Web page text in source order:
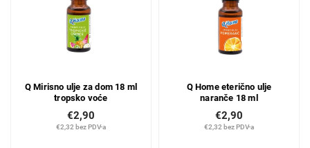
Q Mirisno ulje za dom 18 ml
tropsko voće
€2,32 bez PDV-a
€2,90
Q Home eterično ulje
naranče 18 ml
€2,32 bez PDV-a
€2,90